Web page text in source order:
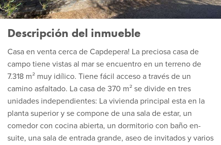
Descripción del inmueble
Casa en venta cerca de Capdepera! La preciosa casa de
campo tiene vistas al mar se encuentro en un terreno de
7.318 m² muy idílico. Tiene fácil acceso a través de un
camino asfaltado. La casa de 370 m² se divide en tres
unidades independientes: La vivienda principal esta en la
planta superior y se compone de una sala de estar, un
comedor con cocina abierta, un dormitorio con baño en-
suite, una sala de entrada grande, aseo de invitados y varios